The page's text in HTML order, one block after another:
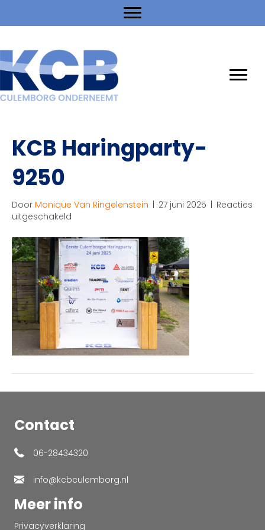
KCB Haringparty-
9250
Door Monique Van Ringelenstein | 27 juni 2025 | Reacties
uitgeschakeld
Haringparty-
9250
Contact
06-28434320
info@kcbculemborg.nl
Meer info
Privacyverklaring